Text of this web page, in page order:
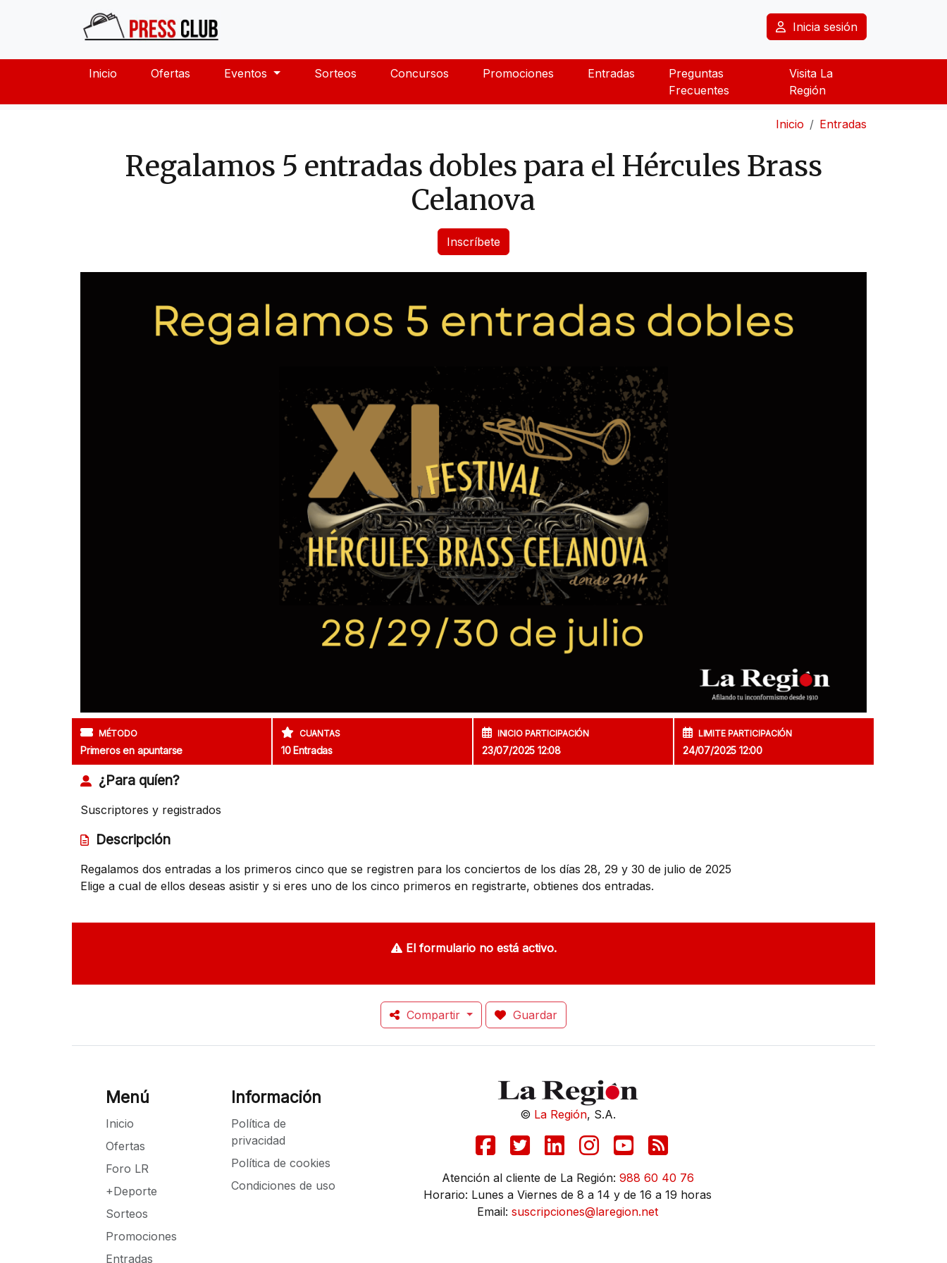
Inicia sesión
Inicio Ofertas Eventos Sorteos Concursos Promociones Entradas
Preguntas
Frecuentes
Visita La
Región
Inicio Entradas
Regalamos 5 entradas dobles para el Hércules Brass
Celanova
Inscríbete
MÉTODO
Primeros en apuntarse
CUANTAS
10 Entradas
INICIO PARTICIPACIÓN
23/07/2025 12:08
LIMITE PARTICIPACIÓN
24/07/2025 12:00
¿Para quíen?
Suscriptores y registrados
Descripción
Regalamos dos entradas a los primeros cinco que se registren para los conciertos de los días 28, 29 y 30 de julio de 2025
Elige a cual de ellos deseas asistir y si eres uno de los cinco primeros en registrarte, obtienes dos entradas.
El formulario no está activo.
Compartir Guardar
Menú
Inicio
Ofertas
Foro LR
+Deporte
Sorteos
Promociones
Entradas
Información
Política de
privacidad
Política de cookies
Condiciones de uso
© La Región, S.A.
Atención al cliente de La Región: 988 60 40 76
Horario: Lunes a Viernes de 8 a 14 y de 16 a 19 horas
Email: suscripciones@laregion.net